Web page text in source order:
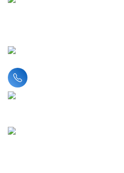
Liên hệ hotline